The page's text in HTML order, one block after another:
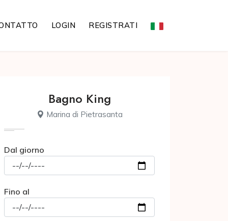
LOGIN REGISTRATI
Bagno King
Marina di Pietrasanta
Dal giorno
Fino al